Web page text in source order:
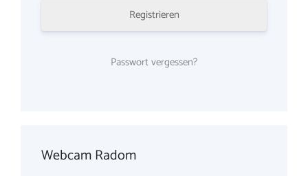
Registrieren
Passwort vergessen?
Webcam Radom